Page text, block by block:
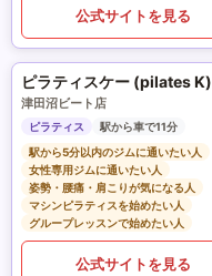
公式サイトを見る
ピラティスケー (pilates K)
津田沼ビート店
ピラティス
駅から車で11分
駅から5分以内のジムに通いたい人
女性専用ジムに通いたい人
姿勢・腰痛・肩こりが気になる人
マシンピラティスを始めたい人
グループレッスンで始めたい人
公式サイトを見る